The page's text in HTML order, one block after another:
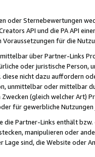
oder Sternebewertungen
API und die PA API
für die
über Partner-Links
oder juristische
nicht dazu auffordern
unmittelbar oder mittelbar
(gleich welcher Art)
für gewerbliche
die Partner-Links enthält
manipulieren oder
Lage sind, die Website oder